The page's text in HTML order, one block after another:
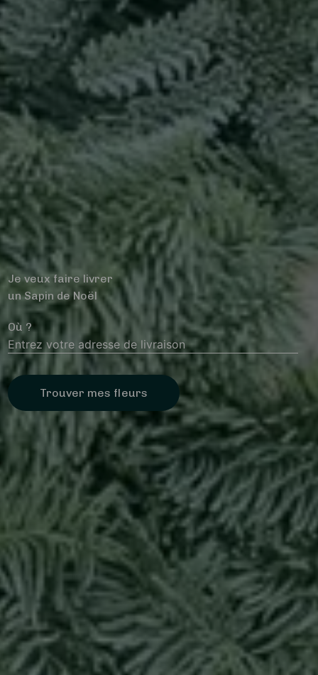
Je veux faire livrer
un Sapin de Noël
Où ?
Trouver mes fleurs